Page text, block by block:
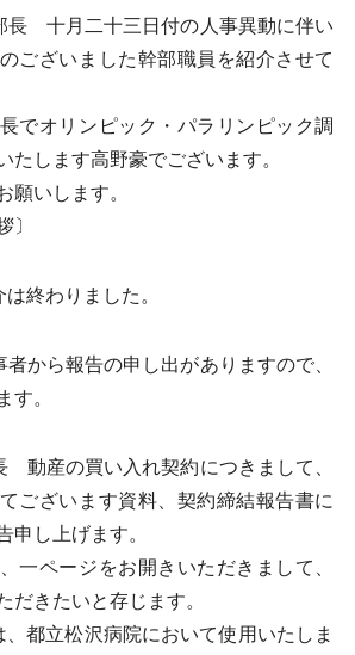
長 十月二十三日付の人事異動に伴い
ございました幹部職員を紹介させて
でオリンピック・パラリンピック調
たします高野豪でございます。
いします。
終わりました。
から報告の申し出がありますので、
す。
動産の買い入れ契約につきまして、
ございます資料、契約締結報告書に
申し上げます。
一ページをお開きいただきまして、
だきたいと存じます。
都立松沢病院において使用いたしま